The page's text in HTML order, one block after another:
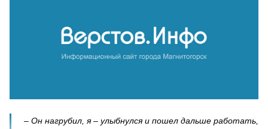
– Он нагрубил, я – улыбнулся и пошел дальше работать,